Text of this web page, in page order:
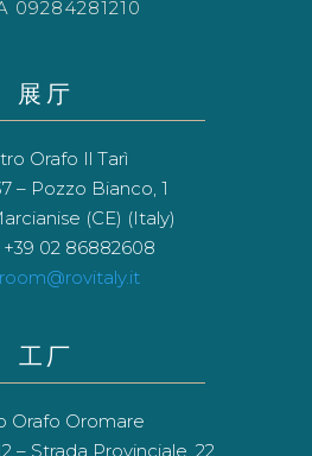
09284281210
展厅
Orafo Il Tarì
– Pozzo Bianco, 1
(CE) (Italy)
+39 02 86882608
工厂
Orafo Oromare
– Strada Provinciale, 22